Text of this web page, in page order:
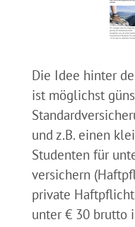
Die Idee hinter
ist möglichst
und z.B. einen
Studenten für
versichern
private
unter € 30 brutto